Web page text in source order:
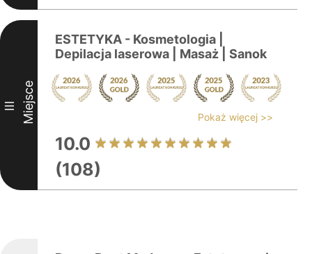
III Miejsce
ESTETYKA - Kosmetologia |
Depilacja laserowa | Masaż | Sanok
Pokaż więcej >>
10.0
(108)